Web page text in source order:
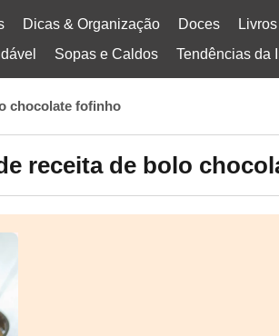
Dicas & Organização Doces
Sopas e Caldos Tendências da
chocolate fofinho
receita de bolo